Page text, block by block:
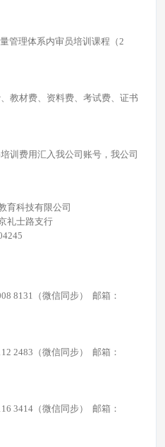
理体系内审员培训课程（2
教材费、资料费、考试费、证书
费用汇入我公司账号，我公司
育科技有限公司
礼士路支行
8131（微信同步） 邮箱：
2483（微信同步） 邮箱：
3414（微信同步） 邮箱：